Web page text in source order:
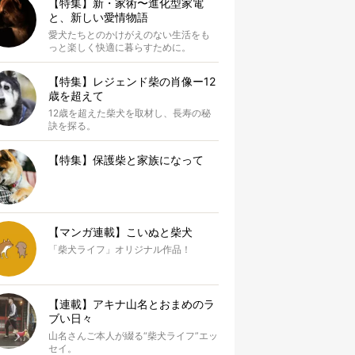
【特集】新・家術〜進化型家電
と、新しい愛情物語
愛犬たちとのかけがえのない生活をも
っと楽しく快適に暮らすために。
【特集】レジェンド柴の肖像ー12
歳を超えて
12歳を超えた柴犬を取材し、長寿の秘
訣を探る。
【特集】保護柴と家族になって
【マンガ連載】こいぬと柴犬
「柴犬ライフ」オリジナル作品！
【連載】アキナ山名とおまめのラ
ブい日々
山名さんご本人が綴る“柴犬ライフ”エッ
セイ。